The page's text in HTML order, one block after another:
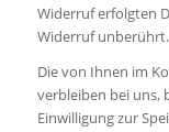
Widerruf erfolgten
Widerruf unberührt.
Die von Ihnen im
verbleiben bei uns,
Einwilligung zur